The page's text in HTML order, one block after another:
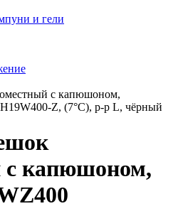
и гели
с капюшоном,
Z, (7°C), p-р L, чёрный
с капюшоном,